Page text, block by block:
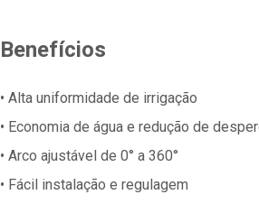
Benefícios
• Alta uniformidade de irrigação
• Economia de água e redução de
• Arco ajustável de 0° a 360°
• Fácil instalação e regulagem